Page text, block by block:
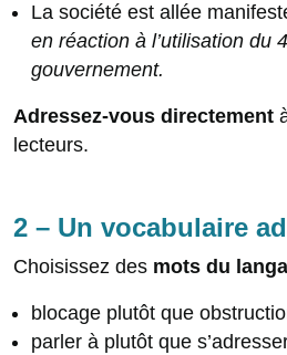
La société est allée
en réaction à l’utilisation du
gouvernement.
Adressez-vous directement
lecteurs.
2 – Un vocabulaire
Choisissez des mots du
blocage plutôt que
parler à plutôt que